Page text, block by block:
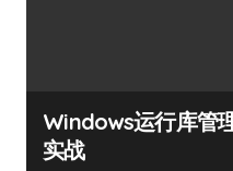
Windows运行库管
实战